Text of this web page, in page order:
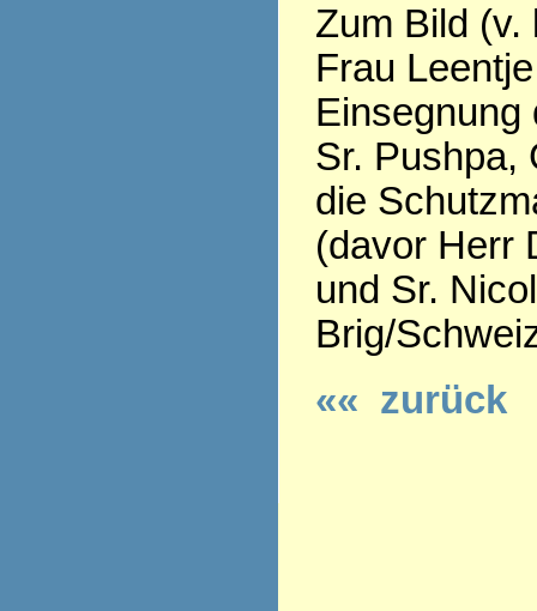
Zum Bild (v.
Frau
Einsegnung
Sr. Pushpa,
die
(davor Herr
und Sr.
Brig/
«« zurück